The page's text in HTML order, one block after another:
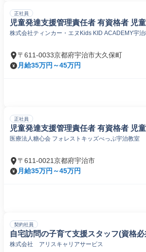
正社員
児童発達支援管理責任者 有資格者 児
株式会社ティンカー・エヌKids KID ACADEMY宇
〒611-0033京都府宇治市大久保町
月給35万円～45万円
正社員
児童発達支援管理責任者 有資格者 児
医療法人糖心会 フォレストキッズべっぷ宇治教室
〒611-0021京都府宇治市
月給35万円～45万円
契約社員
自宅訪問の子育て支援スタッフ(資格
株式会社 アリスキャリアサービス